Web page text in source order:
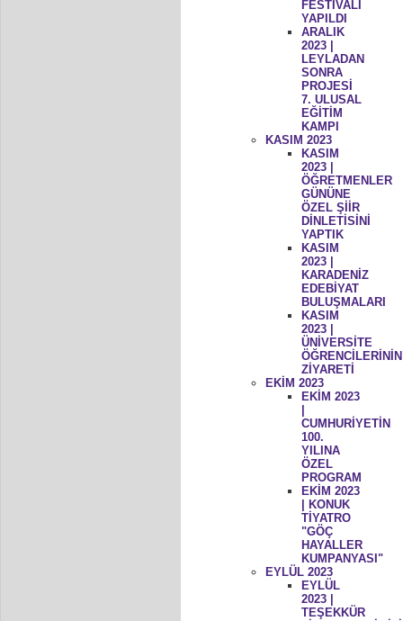
FESTİVALİ
YAPILDI
ARALIK
2023 |
LEYLADAN
SONRA
PROJESİ
7. ULUSAL
EĞİTİM
KAMPI
KASIM 2023
KASIM
2023 |
ÖĞRETMENLER
GÜNÜNE
ÖZEL ŞİİR
DİNLETİSİNİ
YAPTIK
KASIM
2023 |
KARADENİZ
EDEBİYAT
BULUŞMALARI
KASIM
2023 |
ÜNİVERSİTE
ÖĞRENCİLERİNİN
ZİYARETİ
EKİM 2023
EKİM 2023
CUMHURİYETİN
100.
YILINA
ÖZEL
PROGRAM
EKİM 2023
| KONUK
TİYATRO
"GÖÇ
HAYALLER
KUMPANYASI"
EYLÜL 2023
EYLÜL
2023 |
TEŞEKKÜR